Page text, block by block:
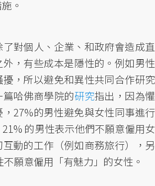
。
對個人、企業、和政府會造成直
，有些成本是隱性的。例如男性
，所以避免和異性共同合作研究
哈佛商學院的研究指出，因為懼
27%的男性避免與女性同事進行
的男性表示他們不願意僱用女
動的工作（例如商務旅行），另
願意僱用「有魅力」的女性。